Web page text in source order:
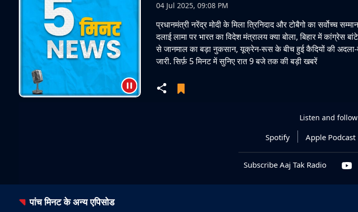
04 Jul 2025, 09:08 PM
प्रधानमंत्री नरेंद्र मोदी के मिला त्रिनिदाद और टोबैगो का सर्वोच्च
दलाई लामा पर भारत का विदेश मंत्रालय क्या बोला, बिहार में कांग्रेस
से जानमाल का बड़ा नुकसान, यूक्रेन-रूस के बीच हुई कैदियों की
जारी. सिर्फ़ 5 मिनट में सुनिए रात 9 बजे तक की बड़ी खबरें
Listen and follow
Spotify Apple Podcast
Subscribe Aaj Tak Radio
पांच मिनटके अन्य एपिसोड